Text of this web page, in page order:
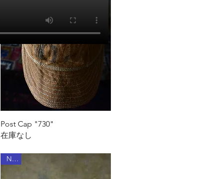
クイックビュー
Post Cap "730"
在庫なし
New